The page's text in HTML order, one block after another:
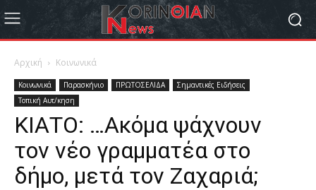
Αρχική Κοινωνικά
Κοινωνικά Παρασκήνιο ΠΡΩΤΟΣΕΛΙΔΑ
Σημαντικές Ειδήσεις
Τοπική Αυτ/κηση
ΚΙΑΤΟ: …Ακόμα ψάχνουν
τον νέο γραμματέα στο
δήμο, μετά τον Ζαχαριά;